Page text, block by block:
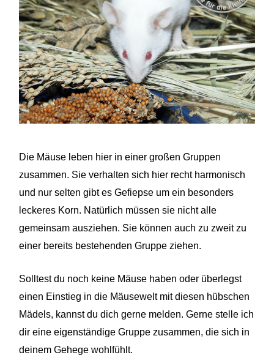
Die Mäuse leben hier in einer großen Gruppen
zusammen. Sie verhalten sich hier recht harmonisch
und nur selten gibt es Gefiepse um ein besonders
leckeres Korn. Natürlich müssen sie nicht alle
gemeinsam ausziehen. Sie können auch zu zweit zu
einer bereits bestehenden Gruppe ziehen.
Solltest du noch keine Mäuse haben oder überlegst
einen Einstieg in die Mäusewelt mit diesen hübschen
Mädels, kannst du dich gerne melden. Gerne stelle ich
dir eine eigenständige Gruppe zusammen, die sich in
deinem Gehege wohlfühlt.